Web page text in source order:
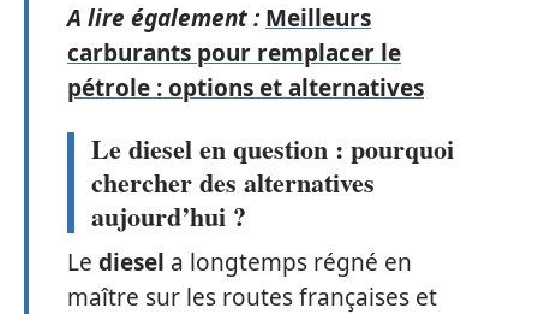
A lire également : Meilleurs
carburants pour remplacer le
pétrole : options et alternatives
Le diesel en question : pourquoi
chercher des alternatives
aujourd’hui ?
Le diesel a longtemps régné en
maître sur les routes françaises et